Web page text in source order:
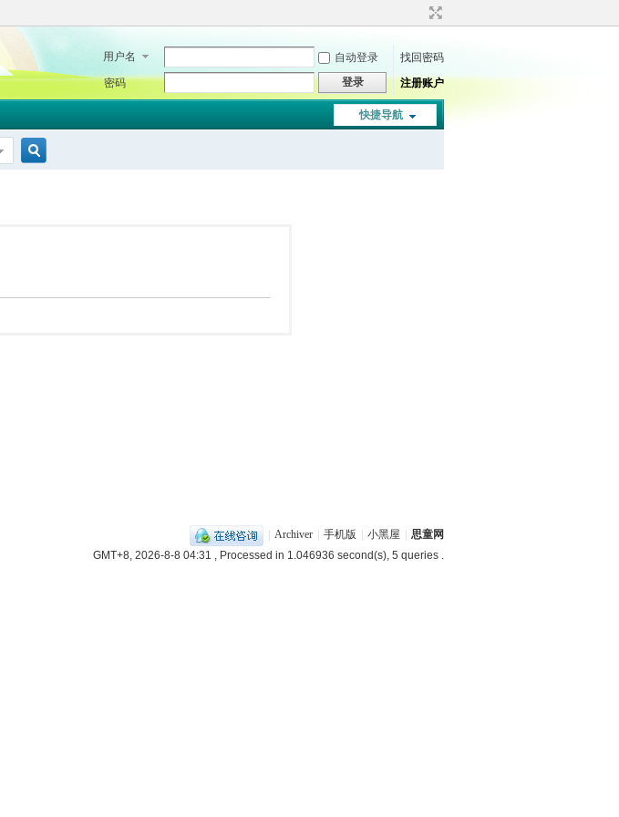
用户名 自动登录
找回密码
密码
登录 注册账户
快捷导航
Archiver 手机版 小黑屋
思童网
GMT+8, 2026-8-8 04:31 , Processed in 1.046936 second(s), 5 queries .